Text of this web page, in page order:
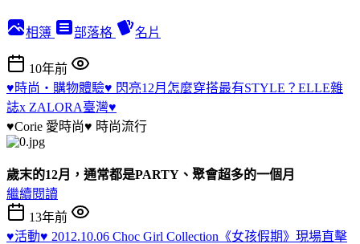
相簿 部落格 名片
10年前
♥時尚‧購物體驗♥ 閃亮12月怎麼穿搭最有STYLE？ELLE雜
誌x ZALORA臺灣♥
♥Corie 愛時尚♥ 時尚流行
歲末的12月，通常都是PARTY、聚會超多的一個月
繼續閱讀
13年前
♥活動♥ 2012.10.06 Choc Girl Collection《女孩假期》現場直擊